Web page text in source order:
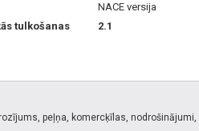
tulkošanas
NACE versija
2.1
peļņa, komercķīlas,